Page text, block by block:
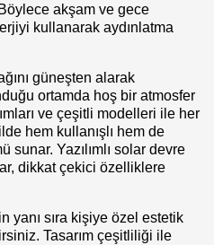
akşam ve gece
kullanarak aydınlatma
güneşten alarak
ortamda hoş bir atmosfer
ve çeşitli modelleri ile her
hem kullanışlı hem de
sunar. Yazılımlı solar devre
dikkat çekici özelliklere
yanı sıra kişiye özel estetik
Tasarım çeşitliliği ile